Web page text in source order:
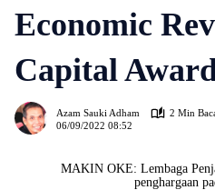
Economic
Capital
Azam Sauki Adham
2 Min
06/09/2022 08:52
MAKIN OKE: Lembaga
penghargaan